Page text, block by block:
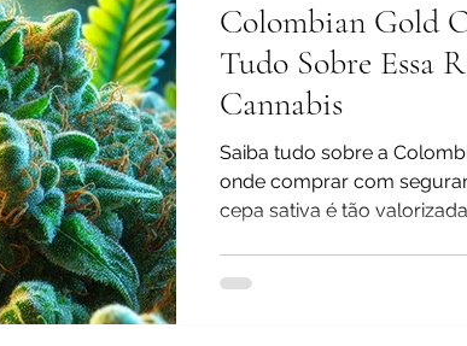
Colombian Gold
Tudo Sobre Essa
Cannabis
Saiba tudo sobre a
onde comprar com
cepa sativa é tão